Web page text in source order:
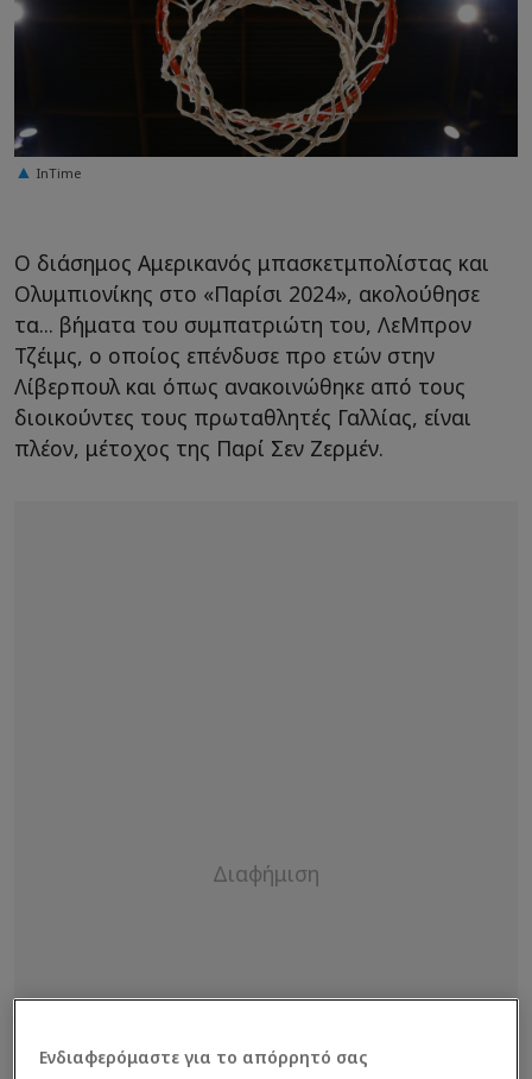
InTime
Ο διάσημος Αμερικανός μπασκετμπολίστας και
Ολυμπιονίκης στο «Παρίσι 2024», ακολούθησε
τα... βήματα του συμπατριώτη του, ΛεΜπρον
Τζέιμς, ο οποίος επένδυσε προ ετών στην
Λίβερπουλ και όπως ανακοινώθηκε από τους
διοικούντες τους πρωταθλητές Γαλλίας, είναι
πλέον, μέτοχος της Παρί Σεν Ζερμέν.
Ενδιαφερόμαστε για το απόρρητό σας